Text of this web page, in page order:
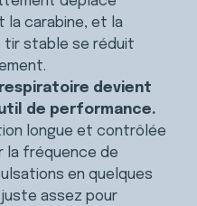
la carabine, et la
stable se réduit
devient
de performance.
longue et contrôlée
la fréquence de
en quelques
assez pour